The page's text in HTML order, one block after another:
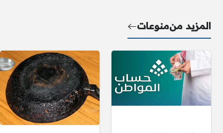
المزيد منمنوعات